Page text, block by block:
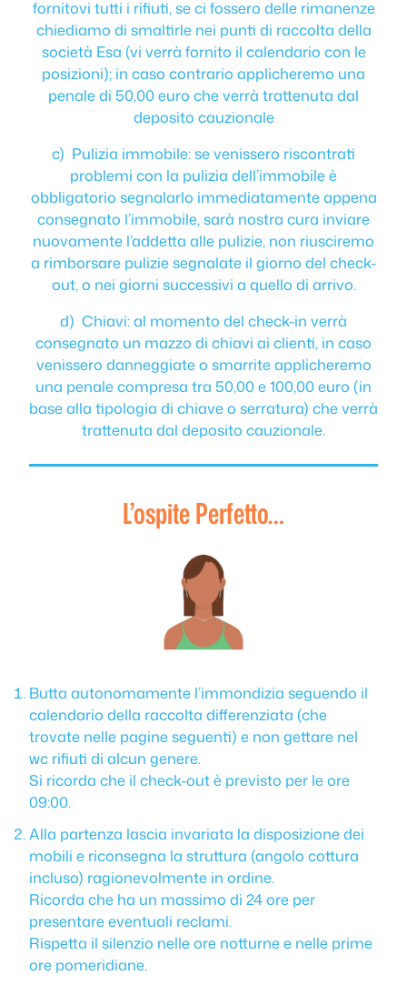
fornitovi tutti i rifiuti, se ci fossero delle rimanenze
chiediamo di smaltirle nei punti di raccolta della
società Esa (vi verrà fornito il calendario con le
posizioni); in caso contrario applicheremo una
penale di 50,00 euro che verrà trattenuta dal
deposito cauzionale
c) Pulizia immobile: se venissero riscontrati
problemi con la pulizia dell’immobile è
obbligatorio segnalarlo immediatamente appena
consegnato l’immobile, sarà nostra cura inviare
nuovamente l’addetta alle pulizie, non riusciremo
a rimborsare pulizie segnalate il giorno del check-
out, o nei giorni successivi a quello di arrivo.
d) Chiavi: al momento del check-in verrà
consegnato un mazzo di chiavi ai clienti, in caso
venissero danneggiate o smarrite applicheremo
una penale compresa tra 50,00 e 100,00 euro (in
base alla tipologia di chiave o serratura) che verrà
trattenuta dal deposito cauzionale.
L’ospite Perfetto…
Butta autonomamente l’immondizia seguendo il
calendario della raccolta differenziata (che
trovate nelle pagine seguenti) e non gettare nel
wc rifiuti di alcun genere.
Si ricorda che il check-out è previsto per le ore
09:00.
Alla partenza lascia invariata la disposizione dei
mobili e riconsegna la struttura (angolo cottura
incluso) ragionevolmente in ordine.
Ricorda che ha un massimo di 24 ore per
presentare eventuali reclami.
Rispetta il silenzio nelle ore notturne e nelle prime
ore pomeridiane.